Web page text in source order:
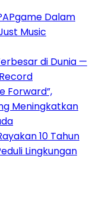
Dalam
Music
di Dunia —
Forward”,
Meningkatkan
10 Tahun
Lingkungan